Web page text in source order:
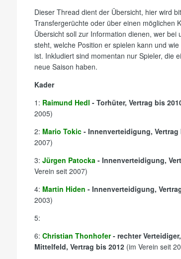
Dieser Thread dient der Übersicht, hier wird
Transfergerüchte oder über einen möglichen
Übersicht soll zur Information dienen, wer bei
steht, welche Position er spielen kann und
ist. Inkludiert sind momentan nur Spieler, die
neue Saison haben.
Kader
1: Raimund Hedl - Torhüter, Vertrag bis
2005)
2: Mario Tokic - Innenverteidigung, Vertrag
2007)
3: Jürgen Patocka - Innenverteidigung,
Verein seit 2007)
4: Martin Hiden - Innenverteidigung,
2003)
5:
6: Christian Thonhofer- rechter
Mittelfeld, Vertrag bis 2012 (im Verein seit